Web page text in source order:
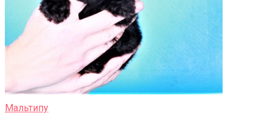
Мальтипу